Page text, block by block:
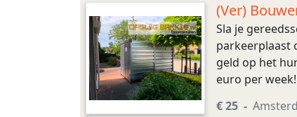
(Ver)
Sla je
parkeerplaast
geld op het
euro per
€ 25